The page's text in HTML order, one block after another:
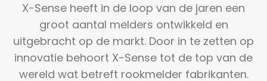
X-Sense heeft in de loop van de jaren een
groot aantal melders ontwikkeld en
uitgebracht op de markt. Door in te zetten op
innovatie behoort X-Sense tot de top van de
wereld wat betreft rookmelder fabrikanten.